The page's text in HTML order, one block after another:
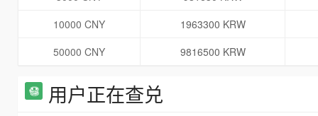
10000 CNY
1963300 KRW
50000 CNY
9816500 KRW
用户正在查兑